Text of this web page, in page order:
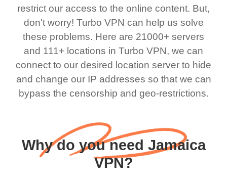
restrict our access to the online content. But,
don't worry! Turbo VPN can help us solve
these problems. Here are 21000+ servers
and 111+ locations in Turbo VPN, we can
connect to our desired location server to hide
and change our IP addresses so that we can
bypass the censorship and geo-restrictions.
Why do you need Jamaica
VPN?